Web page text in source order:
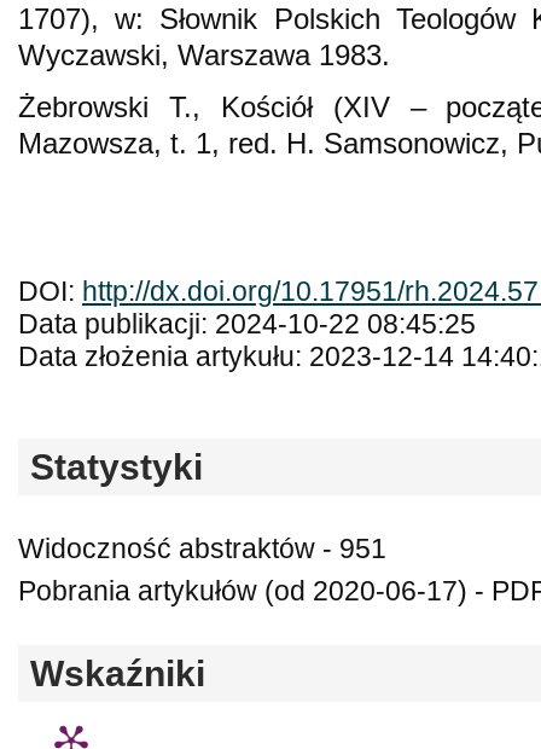
1707), w: Słownik Polskich
Wyczawski, Warszawa 1983.
Żebrowski T., Kościół (XIV –
Mazowsza, t. 1, red. H. Samsonowicz,
DOI: http://dx.doi.org/10.17951/
Data publikacji: 2024-10-22 08:45:25
Data złożenia artykułu: 2023-12-14
Statystyki
Widoczność abstraktów - 951
Pobrania artykułów (od 2020-06-17) -
Wskaźniki